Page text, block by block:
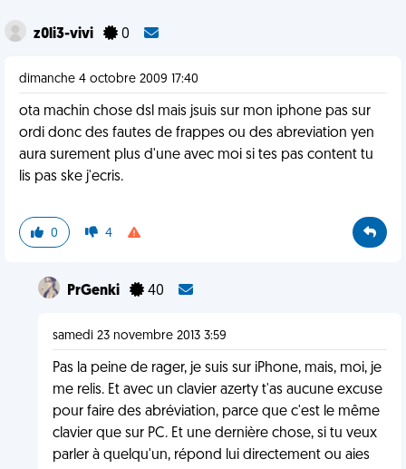
z0li3-vivi 0
dimanche 4 octobre 2009 17:40
ota machin chose dsl mais jsuis sur mon iphone pas sur
ordi donc des fautes de frappes ou des abreviation yen
aura surement plus d'une avec moi si tes pas content tu
lis pas ske j'ecris.
0 4
PrGenki 40
samedi 23 novembre 2013 3:59
Pas la peine de rager, je suis sur iPhone, mais, moi, je
me relis. Et avec un clavier azerty t'as aucune excuse
pour faire des abréviation, parce que c'est le même
clavier que sur PC. Et une dernière chose, si tu veux
parler à quelqu'un, répond lui directement ou aies